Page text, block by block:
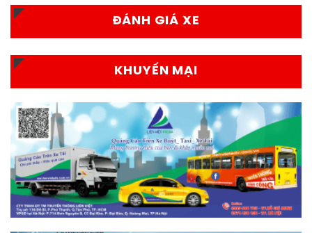
ĐÁNH GIÁ XE
KHUYẾN MẠI